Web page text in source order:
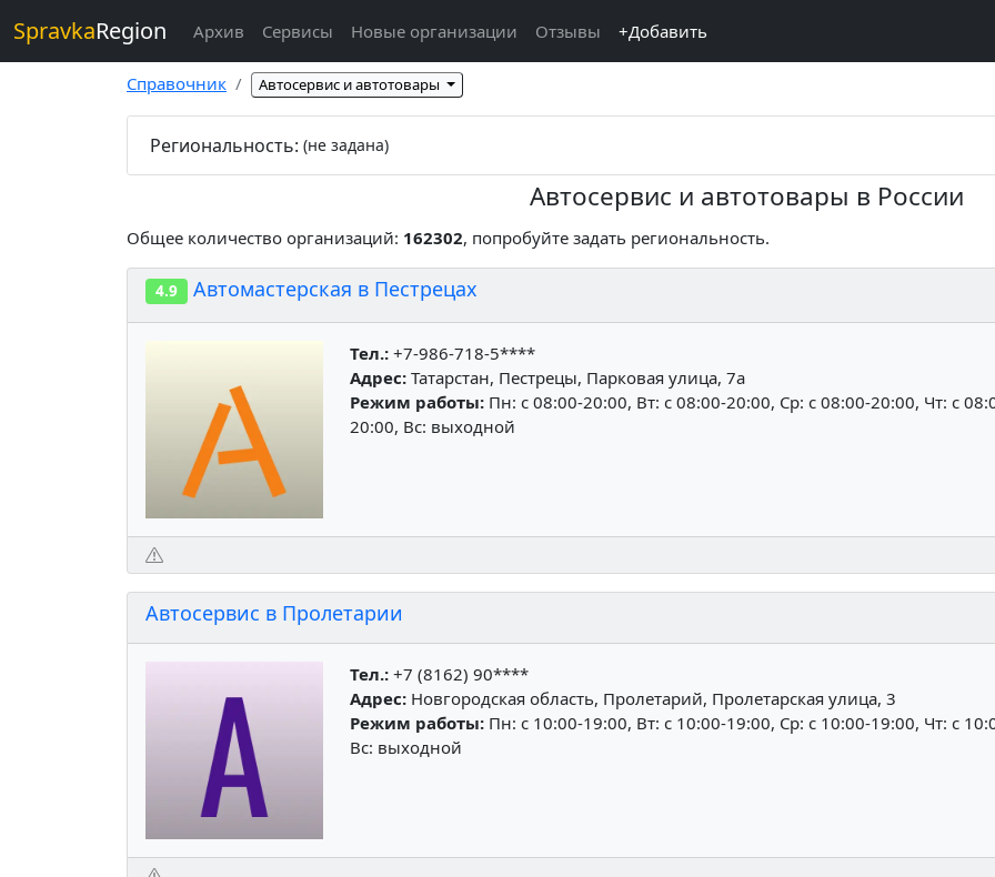
SpravkaRegion Архив Сервисы Новые организации Отзывы +Добавить
Справочник Автосервис и автотовары
Региональность: (не задана)
Автосервис и автотовары в России
Общее количество организаций: 162302, попробуйте задать региональность.
4.9 Автомастерская в Пестрецах
Тел.: +7-986-718-5****
Адрес: Татарстан, Пестрецы, Парковая улица, 7а
Режим работы: Пн: c 08:00-20:00, Вт: c 08:00-20:00, Ср: c 08:00-20:00, Чт: c
20:00, Вс: выходной
Автосервис в Пролетарии
Тел.: +7 (8162) 90****
Адрес: Новгородская область, Пролетарий, Пролетарская улица, 3
Режим работы: Пн: c 10:00-19:00, Вт: c 10:00-19:00, Ср: c 10:00-19:00, Чт: c
Вс: выходной